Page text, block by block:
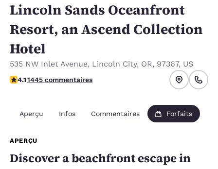
Lincoln Sands Oceanfront
Resort, an Ascend Collection
Hotel
535 NW Inlet Avenue, Lincoln City, OR, 97367, US
4.14 étoiles. Très Bien.
4.11445 commentaires
Aperçu Infos Commentaires Forfaits
APERÇU
Discover a beachfront escape in